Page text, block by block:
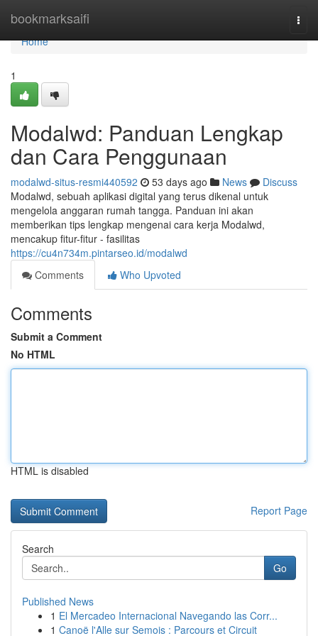
bookmarksaifi
Home
Home
1
Modalwd: Panduan Lengkap
dan Cara Penggunaan
modalwd-situs-resmi440592 53 days ago News
Discuss
Modalwd, sebuah aplikasi digital yang terus dikenal untuk
mengelola anggaran rumah tangga. Panduan ini akan
memberikan tips lengkap mengenai cara kerja Modalwd,
mencakup fitur-fitur - fasilitas
https://cu4n734m.pintarseo.id/modalwd
Comments
Who Upvoted
Comments
Submit a Comment
No HTML
HTML is disabled
Report Page
Search
Go
Published News
1 El Mercadeo Internacional Navegando las Corr...
1 Canoë l'Alle sur Semois : Parcours et Circuit